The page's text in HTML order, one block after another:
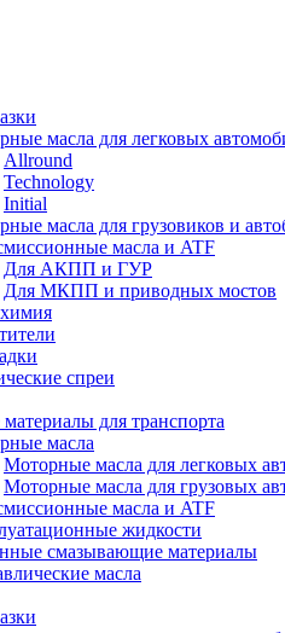
масла для легковых
Allround
Technology
Initial
масла для грузовиков и
масла и ATF
Для АКПП и ГУР
Для МКПП и приводных мостов
спреи
для транспорта
масла
Моторные масла для легковых
Моторные масла для грузовых
масла и ATF
жидкости
смазывающие материалы
масла